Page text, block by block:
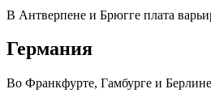
В Антверпене и Брюгге плата
Германия
Во Франкфурте, Гамбурге и